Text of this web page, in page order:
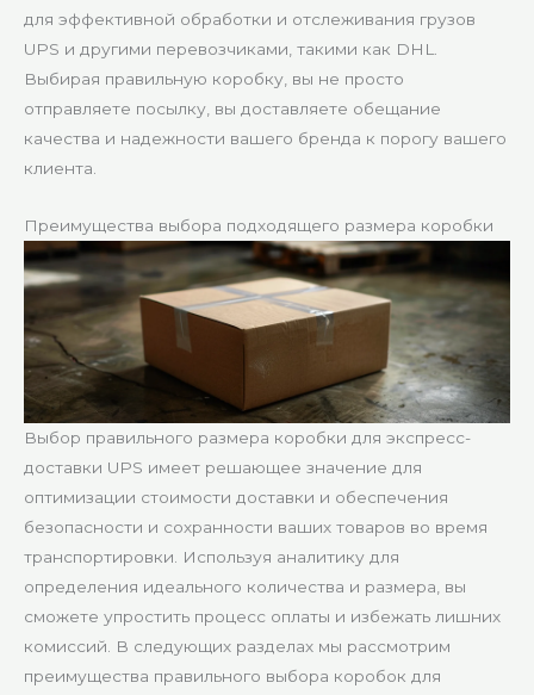
для эффективной обработки и отслеживания грузов
UPS и другими перевозчиками, такими как DHL.
Выбирая правильную коробку, вы не просто
отправляете посылку, вы доставляете обещание
качества и надежности вашего бренда к порогу вашего
клиента.
Преимущества выбора подходящего размера коробки
Выбор правильного размера коробки для экспресс-
доставки UPS имеет решающее значение для
оптимизации стоимости доставки и обеспечения
безопасности и сохранности ваших товаров во время
транспортировки. Используя аналитику для
определения идеального количества и размера, вы
сможете упростить процесс оплаты и избежать лишних
комиссий. В следующих разделах мы рассмотрим
преимущества правильного выбора коробок для